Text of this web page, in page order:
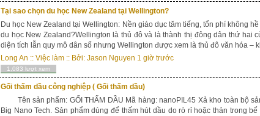
Tại sao chọn du học New Zealand tại Wellington?
Du học New Zealand tại Wellington: Nền giáo dục tăm tiếng, tổn phí không
du học New Zealand?Wellington là thủ đô và là thành thị đông dân thứ hai
diện tích lẫn quy mô dân số nhưng Wellington được xem là thủ đô văn hóa –
Long An :: Việc làm :: Bởi: Jason Nguyen 1 giờ trước
1,083 lượt xem
Gối thấm dầu công nghiệp ( Gối thấm dầu)
Tên sản phẩm: GỐI THẤM DẦU Mã hàng: nanoPIL45 Xả kho toàn bộ
Big Nano Tech. Sản phẩm dùng để thấm hút dầu do rò rỉ hoặc thản trong